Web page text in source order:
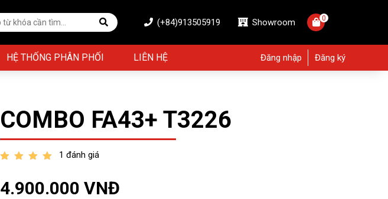
(+84)913505919 Showroom 0
HỆ THỐNG PHÂN PHỐI LIÊN HỆ Đăng nhập Đăng ký
COMBO FA43+ T3226
1 đánh giá
4.900.000 VNĐ